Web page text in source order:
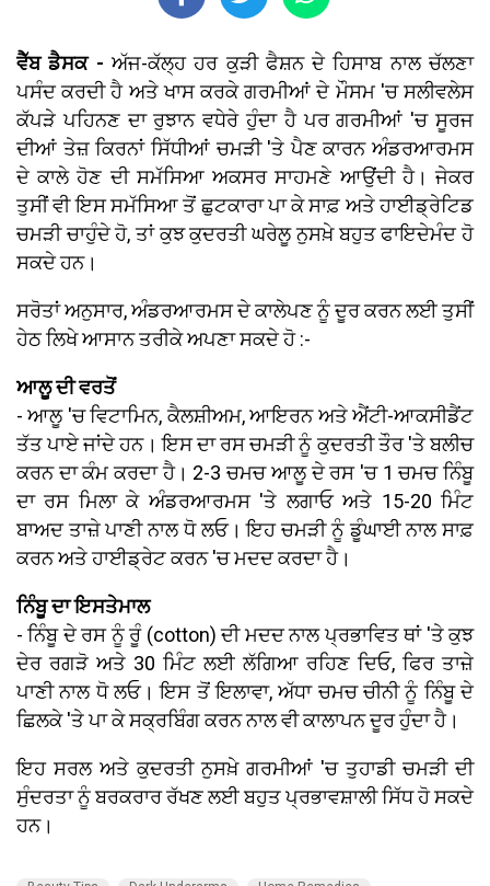
ਵੈੱਬ ਡੈਸਕ - ਅੱਜ-ਕੱਲ੍ਹ ਹਰ ਕੁੜੀ ਫੈਸ਼ਨ ਦੇ ਹਿਸਾਬ ਨਾਲ ਚੱਲਣਾ
ਪਸੰਦ ਕਰਦੀ ਹੈ ਅਤੇ ਖਾਸ ਕਰਕੇ ਗਰਮੀਆਂ ਦੇ ਮੌਸਮ 'ਚ ਸਲੀਵਲੇਸ
ਕੱਪੜੇ ਪਹਿਨਣ ਦਾ ਰੁਝਾਨ ਵਧੇਰੇ ਹੁੰਦਾ ਹੈ ਪਰ ਗਰਮੀਆਂ 'ਚ ਸੂਰਜ
ਦੀਆਂ ਤੇਜ਼ ਕਿਰਨਾਂ ਸਿੱਧੀਆਂ ਚਮੜੀ 'ਤੇ ਪੈਣ ਕਾਰਨ ਅੰਡਰਆਰਮਸ
ਦੇ ਕਾਲੇ ਹੋਣ ਦੀ ਸਮੱਸਿਆ ਅਕਸਰ ਸਾਹਮਣੇ ਆਉਂਦੀ ਹੈ। ਜੇਕਰ
ਤੁਸੀਂ ਵੀ ਇਸ ਸਮੱਸਿਆ ਤੋਂ ਛੁਟਕਾਰਾ ਪਾ ਕੇ ਸਾਫ਼ ਅਤੇ ਹਾਈਡ੍ਰੇਟਿਡ
ਚਮੜੀ ਚਾਹੁੰਦੇ ਹੋ, ਤਾਂ ਕੁਝ ਕੁਦਰਤੀ ਘਰੇਲੂ ਨੁਸਖ਼ੇ ਬਹੁਤ ਫਾਇਦੇਮੰਦ ਹੋ
ਸਕਦੇ ਹਨ।
ਸਰੋਤਾਂ ਅਨੁਸਾਰ, ਅੰਡਰਆਰਮਸ ਦੇ ਕਾਲੇਪਣ ਨੂੰ ਦੂਰ ਕਰਨ ਲਈ ਤੁਸੀਂ
ਹੇਠ ਲਿਖੇ ਆਸਾਨ ਤਰੀਕੇ ਅਪਣਾ ਸਕਦੇ ਹੋ :-
ਆਲੂ ਦੀ ਵਰਤੋਂ
- ਆਲੂ 'ਚ ਵਿਟਾਮਿਨ, ਕੈਲਸ਼ੀਅਮ, ਆਇਰਨ ਅਤੇ ਐਂਟੀ-ਆਕਸੀਡੈਂਟ
ਤੱਤ ਪਾਏ ਜਾਂਦੇ ਹਨ। ਇਸ ਦਾ ਰਸ ਚਮੜੀ ਨੂੰ ਕੁਦਰਤੀ ਤੌਰ 'ਤੇ ਬਲੀਚ
ਕਰਨ ਦਾ ਕੰਮ ਕਰਦਾ ਹੈ। 2-3 ਚਮਚ ਆਲੂ ਦੇ ਰਸ 'ਚ 1 ਚਮਚ ਨਿੰਬੂ
ਦਾ ਰਸ ਮਿਲਾ ਕੇ ਅੰਡਰਆਰਮਸ 'ਤੇ ਲਗਾਓ ਅਤੇ 15-20 ਮਿੰਟ
ਬਾਅਦ ਤਾਜ਼ੇ ਪਾਣੀ ਨਾਲ ਧੋ ਲਓ। ਇਹ ਚਮੜੀ ਨੂੰ ਡੂੰਘਾਈ ਨਾਲ ਸਾਫ਼
ਕਰਨ ਅਤੇ ਹਾਈਡ੍ਰੇਟ ਕਰਨ 'ਚ ਮਦਦ ਕਰਦਾ ਹੈ।
ਨਿੰਬੂ ਦਾ ਇਸਤੇਮਾਲ
- ਨਿੰਬੂ ਦੇ ਰਸ ਨੂੰ ਰੂੰ (cotton) ਦੀ ਮਦਦ ਨਾਲ ਪ੍ਰਭਾਵਿਤ ਥਾਂ 'ਤੇ ਕੁਝ
ਦੇਰ ਰਗੜੋ ਅਤੇ 30 ਮਿੰਟ ਲਈ ਲੱਗਿਆ ਰਹਿਣ ਦਿਓ, ਫਿਰ ਤਾਜ਼ੇ
ਪਾਣੀ ਨਾਲ ਧੋ ਲਓ। ਇਸ ਤੋਂ ਇਲਾਵਾ, ਅੱਧਾ ਚਮਚ ਚੀਨੀ ਨੂੰ ਨਿੰਬੂ ਦੇ
ਛਿਲਕੇ 'ਤੇ ਪਾ ਕੇ ਸਕ੍ਰਬਿੰਗ ਕਰਨ ਨਾਲ ਵੀ ਕਾਲਾਪਨ ਦੂਰ ਹੁੰਦਾ ਹੈ।
ਇਹ ਸਰਲ ਅਤੇ ਕੁਦਰਤੀ ਨੁਸਖ਼ੇ ਗਰਮੀਆਂ 'ਚ ਤੁਹਾਡੀ ਚਮੜੀ ਦੀ
ਸੁੰਦਰਤਾ ਨੂੰ ਬਰਕਰਾਰ ਰੱਖਣ ਲਈ ਬਹੁਤ ਪ੍ਰਭਾਵਸ਼ਾਲੀ ਸਿੱਧ ਹੋ ਸਕਦੇ
ਹਨ।